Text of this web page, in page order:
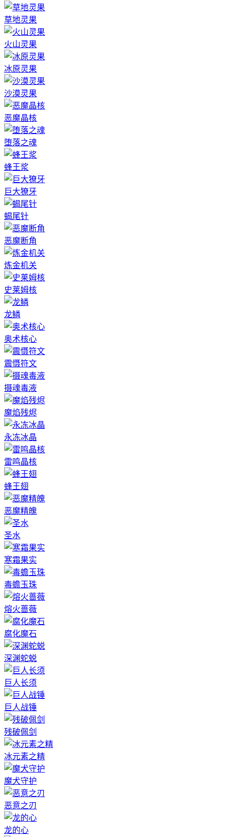
草地灵果
火山灵果
冰原灵果
沙漠灵果
恶魔晶核
堕落之魂
蜂王浆
巨大獠牙
蝎尾针
恶魔断角
炼金机关
史莱姆核
龙鳞
奥术核心
震慑符文
摄魂毒液
魔焰残烬
永冻冰晶
雷鸣晶核
蜂王翅
恶魔精魄
圣水
寒霜果实
毒蟾玉珠
熔火蔷薇
腐化魔石
深渊蛇蜕
巨人长须
巨人战锤
残破佩剑
冰元素之精
魔犬守护
恶意之刃
龙的心